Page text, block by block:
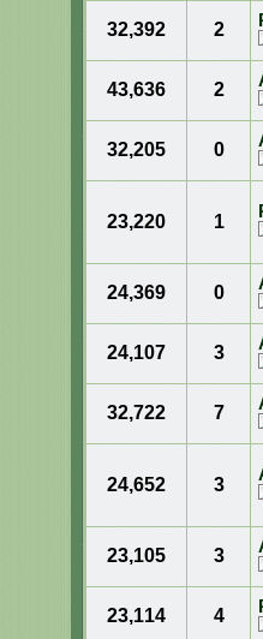
2
32,392
2
43,636
0
32,205
1
23,220
0
24,369
3
24,107
7
32,722
3
24,652
3
23,105
4
23,114